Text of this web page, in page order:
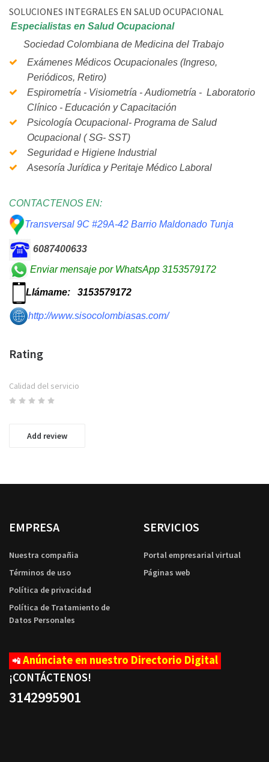
SOLUCIONES INTEGRALES EN SALUD OCUPACIONAL
Especialistas en Salud Ocupacional
Sociedad Colombiana de Medicina del Trabajo
Exámenes Médicos Ocupacionales (Ingreso,
Periódicos, Retiro)
Espirometría - Visiometría - Audiometría - Laboratorio
Clínico - Educación y Capacitación
Psicología Ocupacional- Programa de Salud
Ocupacional ( SG- SST)
Seguridad e Higiene Industrial
Asesoría Jurídica y Peritaje Médico Laboral
CONTACTENOS EN:
Transversal 9C #29A-42 Barrio Maldonado Tunja
6087400633
Enviar mensaje por WhatsApp 3153579172
Llámame: 3153579172
http://www.sisocolombiasas.com/
Rating
Calidad del servicio
Add review
EMPRESA
Nuestra compañia
Términos de uso
Política de privacidad
Política de Tratamiento de
Datos Personales
SERVICIOS
Portal empresarial virtual
Páginas web
📲 Anúnciate en nuestro Directorio Digital
¡CONTÁCTENOS!
3142995901